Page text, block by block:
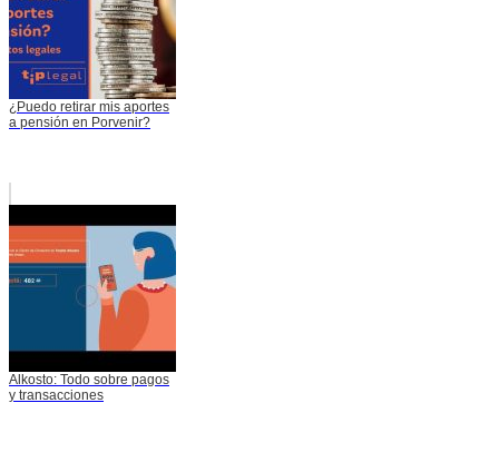
¿Puedo retirar mis aportes
a pensión en Porvenir?
Alkosto: Todo sobre pagos
y transacciones